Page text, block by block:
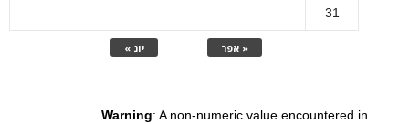
« אפר יונ »
31
Warning: A non-numeric value encountered in